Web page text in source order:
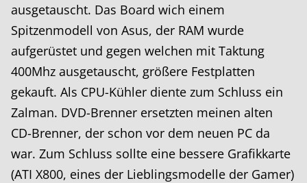
ausgetauscht. Das Board wich einem
Spitzenmodell von Asus, der RAM wurde
aufgerüstet und gegen welchen mit Taktung
400Mhz ausgetauscht, größere Festplatten
gekauft. Als CPU-Kühler diente zum Schluss ein
Zalman. DVD-Brenner ersetzten meinen alten
CD-Brenner, der schon vor dem neuen PC da
war. Zum Schluss sollte eine bessere Grafikkarte
(ATI X800, eines der Lieblingsmodelle der Gamer)